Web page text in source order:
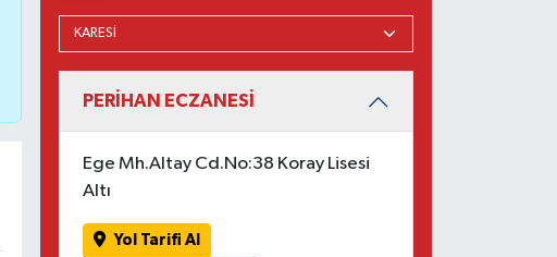
PERİHAN ECZANESİ
Ege Mh.Altay Cd.No:38 Koray Lisesi
Altı
Yol Tarifi Al